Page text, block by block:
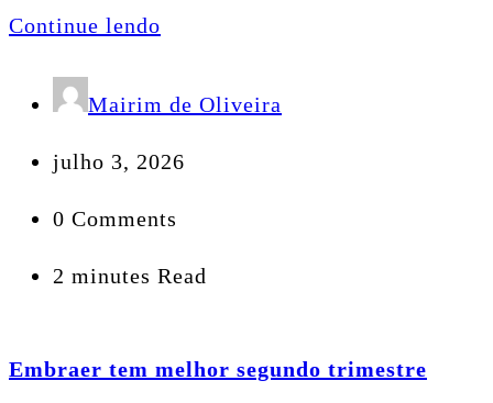
Continue lendo
Mairim de Oliveira
julho 3, 2026
0 Comments
2 minutes Read
Embraer tem melhor segundo trimestre